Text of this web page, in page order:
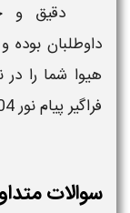
دقیق و
داوطلبان
هیوا شما را در
فراگیر پیام نور 1404 - 1405
سوالات